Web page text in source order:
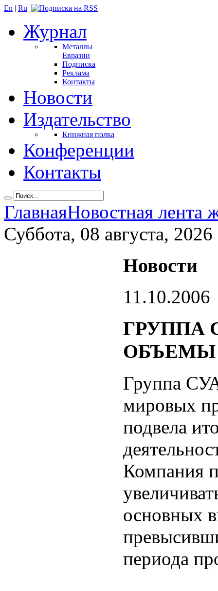
En | Ru
Журнал
Металлы
Евразии
Подписка
Реклама
Контакты
Новости
Издательство
Книжная полка
Конференции
Контакты
ГлавнаяНовостная лента
Суббота, 08 августа, 2026
Новости
11.10.2006
ГРУППА
ОБЪЕМЫ
Группа
мировых
подвела
Компания
основных
периода